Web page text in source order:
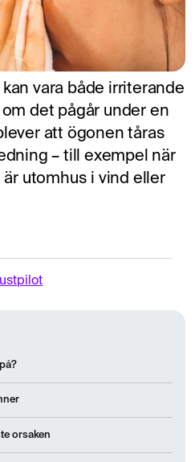
vara både irriterande
det pågår under en
att ögonen tåras
– till exempel när
utomhus i vind eller
orsaken